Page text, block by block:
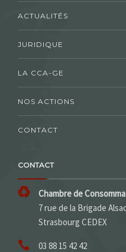
ACTUALITÉS
JURIDIQUE
LA CCA-GE
NOS ACTIONS
CONTACT
CONTACT
Chambre de
7 rue de la Brigade
Strasbourg CEDEX
03 88 15 42 42